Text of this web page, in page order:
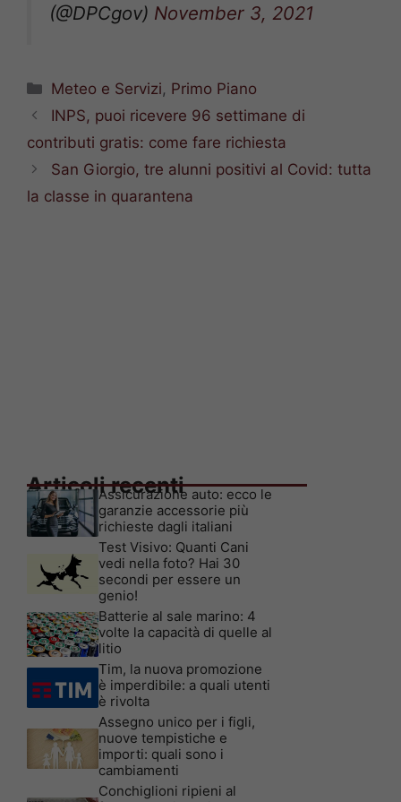
(@DPCgov) November 3, 2021
Categorie
Meteo e Servizi, Primo Piano
INPS, puoi ricevere 96 settimane di
contributi gratis: come fare richiesta
San Giorgio, tre alunni positivi al Covid: tutta
la classe in quarantena
Articoli recenti
Assicurazione auto: ecco le
garanzie accessorie più
richieste dagli italiani
Test Visivo: Quanti Cani
vedi nella foto? Hai 30
secondi per essere un
genio!
Batterie al sale marino: 4
volte la capacità di quelle al
litio
Tim, la nuova promozione
è imperdibile: a quali utenti
è rivolta
Assegno unico per i figli,
nuove tempistiche e
importi: quali sono i
cambiamenti
Conchiglioni ripieni al